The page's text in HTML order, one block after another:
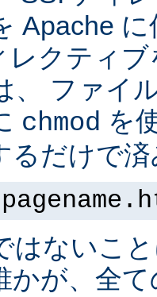
Apache
レクティ
、 ファイ
chmod を
るだけで
はないこ
かが、全